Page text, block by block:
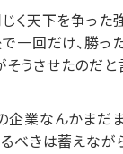
じく天下を争っ
一回だけ、勝っ
うさせたのだ
企業なんかま
べきは蓄えな